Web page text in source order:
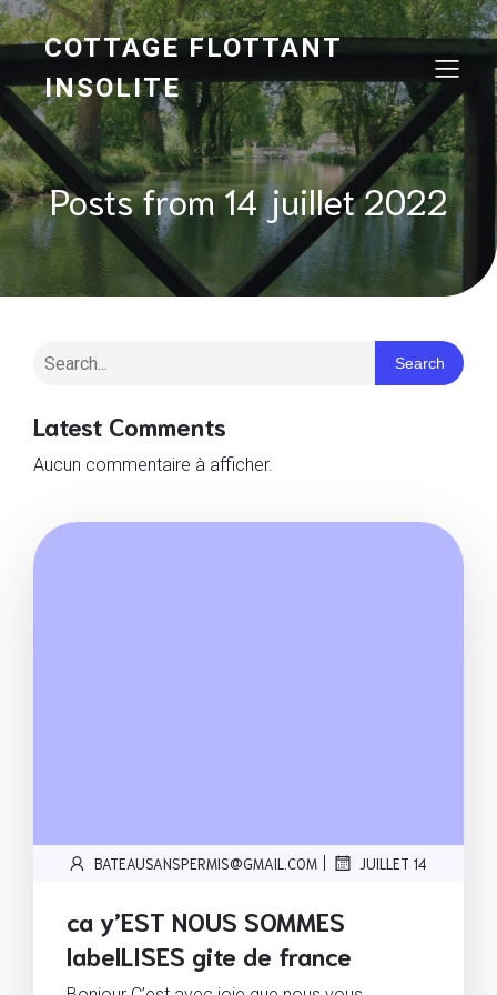
COTTAGE FLOTTANT
INSOLITE
Posts from 14 juillet 2022
Search
Latest Comments
Aucun commentaire à afficher.
BATEAUSANSPERMIS@GMAIL.COM | JUILLET 14
ca y’EST NOUS SOMMES
labelLISES gite de france